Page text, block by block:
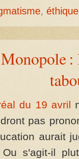
, éthique
du 19 avril
pas
aurait
Ou s'agit-il